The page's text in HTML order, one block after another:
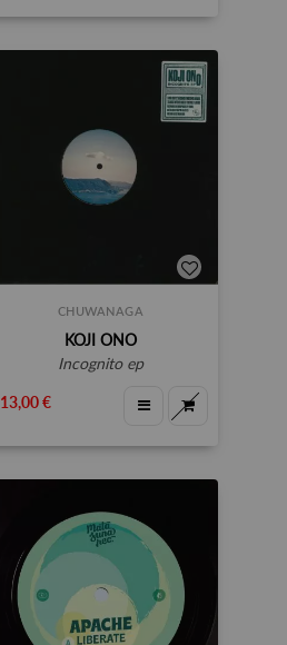
CHUWANAGA
KOJI ONO
incognito ep
13,00 €